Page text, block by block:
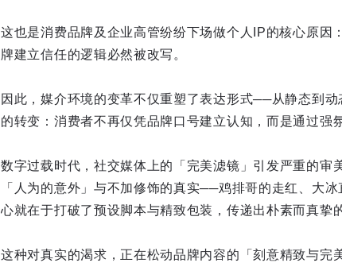
这也是消费品牌及企业高管纷纷下场做个人IP的核心原因
牌建立信任的逻辑必然被改写。
因此，媒介环境的变革不仅重塑了表达形式──从静态到
的转变：消费者不再仅凭品牌口号建立认知，而是通过强
数字过载时代，社交媒体上的「完美滤镜」引发严重的审
「人为的意外」与不加修饰的真实──鸡排哥的走红、大
心就在于打破了预设脚本与精致包装，传递出朴素而真挚
这种对真实的渴求，正在松动品牌内容的「刻意精致与完